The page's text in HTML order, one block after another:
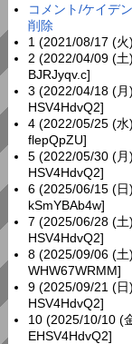
コメント/ケイデ
削除
1 (2021/08/17 (
2 (2022/04/09 (
BJRJyqv.c]
3 (2022/04/18 (
HSV4HdvQ2]
4 (2022/05/25 (
flepQpZU]
5 (2022/05/30 (
HSV4HdvQ2]
6 (2025/06/15 (
kSmYBAb4w]
7 (2025/06/28 (
HSV4HdvQ2]
8 (2025/09/06 (
WHW67WRMM]
9 (2025/09/21 (
HSV4HdvQ2]
10 (2025/10/10 (
EHSV4HdvQ2]